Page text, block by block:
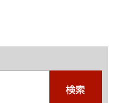
検索